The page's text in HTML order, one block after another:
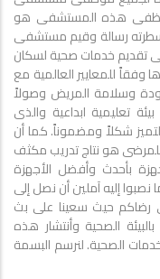
هذه المستشفى هو
سطرته رسالة وقيم مستشفى
تقديم خدمات صحية لسكان
وفقاً للمعايير العالمية مع
وسلامة المريض وصولاً
تعليمية ابداعية والذى
شكلاً ومضموناً. كما أن
هو نتاج تدريب مكثف
بأحدث وأفضل الأجهزة
إليه آملين أن نصل إلى
رضاكم حيث سعينا على بث
الصحية وأنتشار هذه
الصحية. لنرسم البسمة